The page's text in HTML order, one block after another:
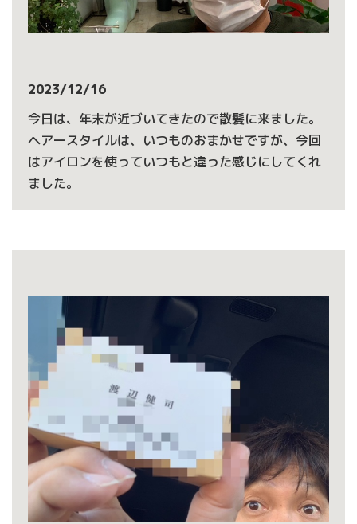
2023/12/16
今日は、年末が近づいてきたので散髪に来ました。
ヘアースタイルは、いつものおまかせですが、今回
はアイロンを使っていつもと違った感じにしてくれ
ました。